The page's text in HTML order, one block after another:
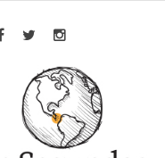
Facebook
TwitterInstagram